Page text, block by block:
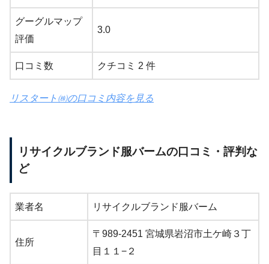
グーグルマップ
評価
3.0
口コミ数 クチコミ 2 件
リスタート㈱の口コミ内容を見る
リサイクルブランド服バームの口コミ・評判な
ど
業者名 リサイクルブランド服バーム
住所
〒989-2451 宮城県岩沼市土ケ崎３丁
目１１−２